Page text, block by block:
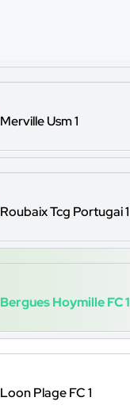
Merville Usm 1
Roubaix Tcg Portugai 1
Bergues Hoymille FC 1
Loon Plage FC 1